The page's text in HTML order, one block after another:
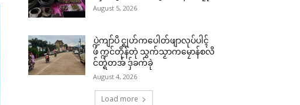
August 5, 2026
ပ္ဍဲကျာ်ပိ င္ရုဟ်ကပေါတ်ဖျာလုပ်ပါၚ်
ဖဴ က္ဍင်တိုန်တုဲ သွက်သၟာကမၠောန်စလိ
င်တ္ရဲတအ် ဒှ်ခက်ခုဲ
August 4, 2026
Load more